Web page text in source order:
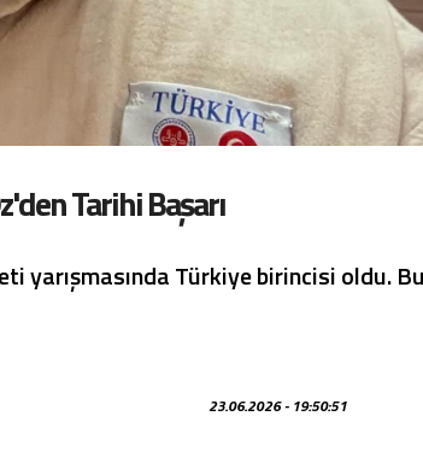
Tarihi Başarı
yarışmasında Türkiye birincisi oldu.
23.06.2026 - 19:50:51